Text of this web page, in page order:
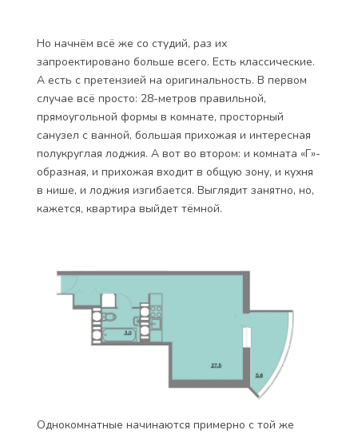
Но начнём всё же со студий, раз их
запроектировано больше всего. Есть классические.
А есть с претензией на оригинальность. В первом
случае всё просто: 28-метров правильной,
прямоугольной формы в комнате, просторный
санузел с ванной, большая прихожая и интересная
полукруглая лоджия. А вот во втором: и комната «Г»-
образная, и прихожая входит в общую зону, и кухня
в нише, и лоджия изгибается. Выглядит занятно, но,
кажется, квартира выйдет тёмной.
Однокомнатные начинаются примерно с той же